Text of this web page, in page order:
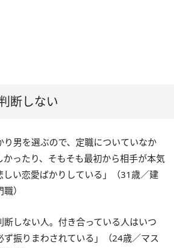
断しない
り男を選ぶので、定職についていなか
かったり、そもそも最初から相手が本気
しい恋愛ばかりしている」（31歳／建
）
断しない人。付き合っている人はいつ
ず振りまわされている」（24歳／マス